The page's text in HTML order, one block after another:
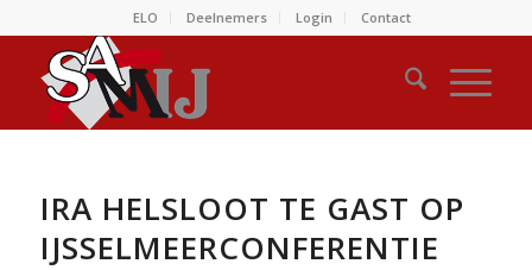
ELO Deelnemers Login Contact
IRA HELSLOOT TE GAST OP
IJSSELMEERCONFERENTIE